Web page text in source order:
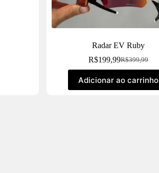
Radar EV Ruby
R$399,99
R$199,99
Adicionar ao carrinho